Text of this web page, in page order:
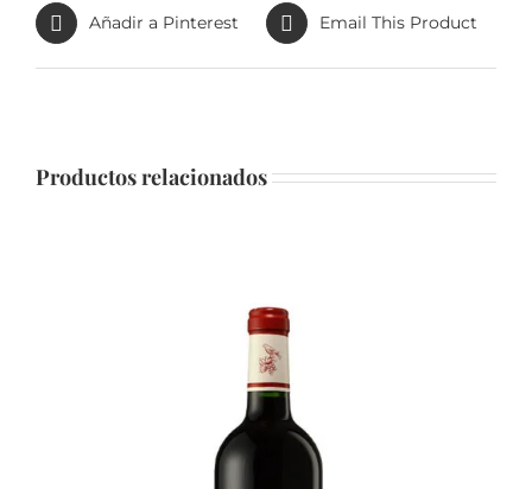
Añadir a Pinterest Email This Product
Productos relacionados